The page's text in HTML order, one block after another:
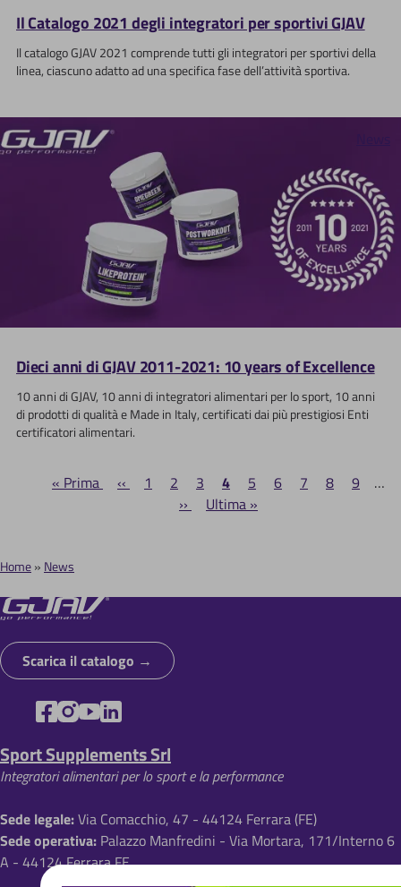
Il Catalogo 2021 degli integratori per sportivi GJAV
Il catalogo GJAV 2021 comprende tutti gli integratori per sportivi della
linea, ciascuno adatto ad una specifica fase dell’attività sportiva.
Dieci anni di GJAV 2011-2021: 10 years of Excellence
10 anni di GJAV, 10 anni di integratori alimentari per lo sport, 10 anni
di prodotti di qualità e Made in Italy, certificati dai più prestigiosi Enti
certificatori alimentari.
i
n
a
z
i
o
Prima
« Prima
Pagina
precedente
‹‹ Page
1 Page
2 Page
3
Pagina
attuale
4 Page
5 Page
6 Page
7 Page
8 Page
9
…
Pagina
››
Ultima
Ultima »
B
r
i
c
l
e
d
i
p
Home News
Scarica il catalogo
Sport Supplements Srl
Integratori alimentari per lo sport e la performance
Sede legale:Via Comacchio, 47 - 44124 Ferrara (FE)
Sede operativa: Palazzo Manfredini - Via Mortara, 171/Interno 6
A - 44124 Ferrara FE